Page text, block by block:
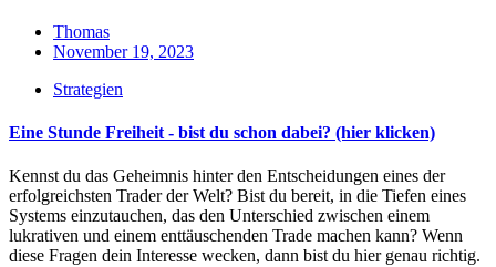
Thomas
November 19, 2023
Strategien
Eine Stunde Freiheit - bist du schon dabei? (hier klicken)
Kennst du das Geheimnis hinter den Entscheidungen eines der
erfolgreichsten Trader der Welt? Bist du bereit, in die Tiefen eines
Systems einzutauchen, das den Unterschied zwischen einem
lukrativen und einem enttäuschenden Trade machen kann? Wenn
diese Fragen dein Interesse wecken, dann bist du hier genau richtig.